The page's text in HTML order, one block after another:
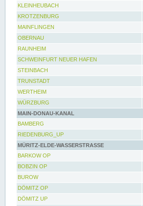
KLEINHEUBACH
KROTZENBURG
MAINFLINGEN
OBERNAU
RAUNHEIM
SCHWEINFURT NEUER HAFEN
STEINBACH
TRUNSTADT
WERTHEIM
WÜRZBURG
MAIN-DONAU-KANAL
BAMBERG
RIEDENBURG_UP
MÜRITZ-ELDE-WASSERSTRASSE
BARKOW OP
BOBZIN OP
BUROW
DÖMITZ OP
DÖMITZ UP